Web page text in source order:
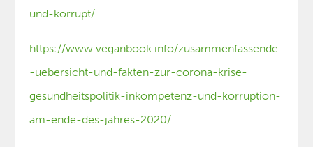
und-korrupt/
https://www.veganbook.info/zusammenfassende
-uebersicht-und-fakten-zur-corona-krise-
gesundheitspolitik-inkompetenz-und-korruption-
am-ende-des-jahres-2020/